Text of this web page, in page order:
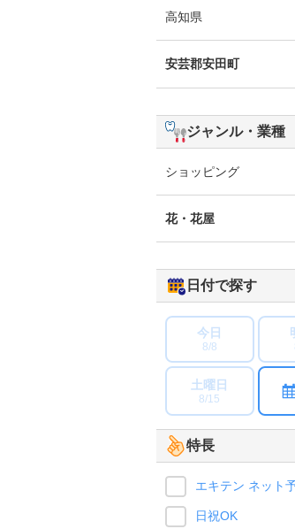
高知県
安芸郡安田町
ジャンル・業種
ショッピング
花・花屋
日付で探す
今日
8/8
土曜日
8/15
特長
エキテン ネット
日祝OK